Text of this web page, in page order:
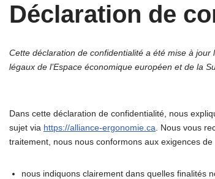
Déclaration de
Cette déclaration de confidentialité a été mise à
légaux de l’Espace économique européen et de la
Dans cette déclaration de confidentialité, nous
sujet via https://alliance-ergonomie.ca . Nous vous
traitement, nous nous conformons aux exigences
nous indiquons clairement dans quelles finalités